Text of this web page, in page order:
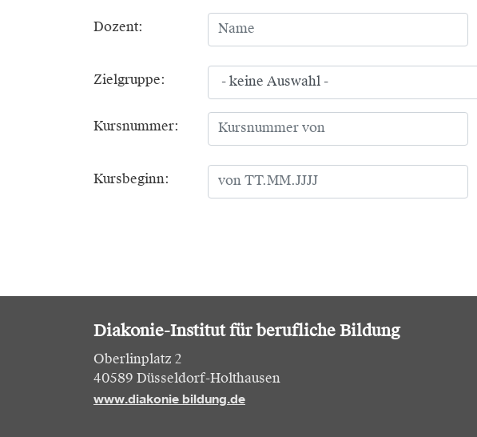
Dozent:
Zielgruppe:
Kursnummer:
Kursbeginn:
Diakonie-Institut für berufliche Bildung
Oberlinplatz 2
40589 Düsseldorf-Holthausen
www.diakonie bildung.de